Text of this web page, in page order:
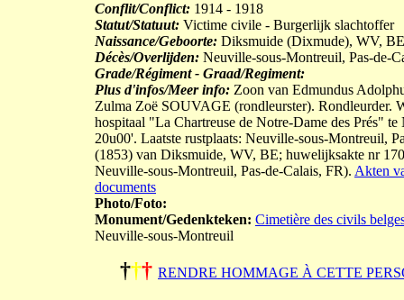
Conflit/Conflict: 1914 - 1918
Statut/Statuut: Victime civile - Burgerlijk slachtoffer
Naissance/Geboorte: Diksmuide (Dixmude), WV,
Décès/Overlijden: Neuville-sous-Montreuil, Pas-de-
Grade/Régiment - Graad/Regiment:
Plus d'infos/Meer info: Zoon van Edmundus
Zulma Zoë SOUVAGE (rondleurster). Rondleurder.
hospitaal "La Chartreuse de Notre-Dame des Prés"
20u00'. Laatste rustplaats: Neuville-sous-Montreuil,
(1853) van Diksmuide, WV, BE; huwelijksakte nr
Neuville-sous-Montreuil, Pas-de-Calais, FR). Akten
documents
Photo/Foto:
Monument/Gedenkteken: Cimetière des civils
Neuville-sous-Montreuil
††† RENDRE HOMMAGE À CETTE